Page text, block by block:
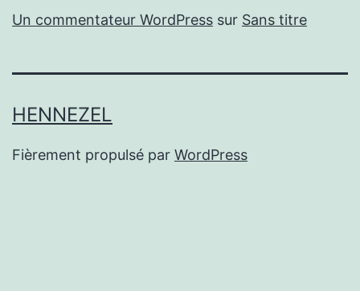
Un commentateur WordPress sur Sans titre
HENNEZEL
Fièrement propulsé par WordPress